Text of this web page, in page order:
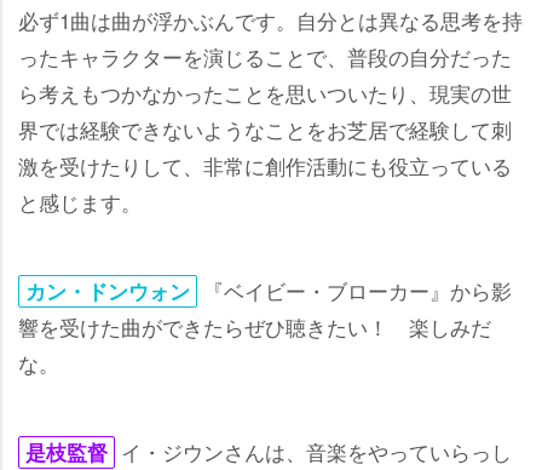
必ず1曲は曲が浮かぶんです。自分とは異なる思考を持
ったキャラクターを演じることで、普段の自分だった
ら考えもつかなかったことを思いついたり、現実の世
界では経験できないようなことをお芝居で経験して刺
激を受けたりして、非常に創作活動にも役立っている
と感じます。
カン・ドンウォン
『ベイビー・ブローカー』から影
響を受けた曲ができたらぜひ聴きたい！ 楽しみだ
な。
是枝監督 イ・ジウンさんは、音楽をやっていらっし